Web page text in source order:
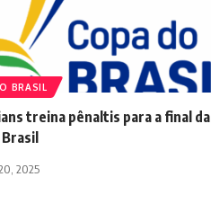
BRASIL
treina pênaltis para a final da
2025